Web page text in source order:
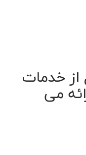
خدمات
می